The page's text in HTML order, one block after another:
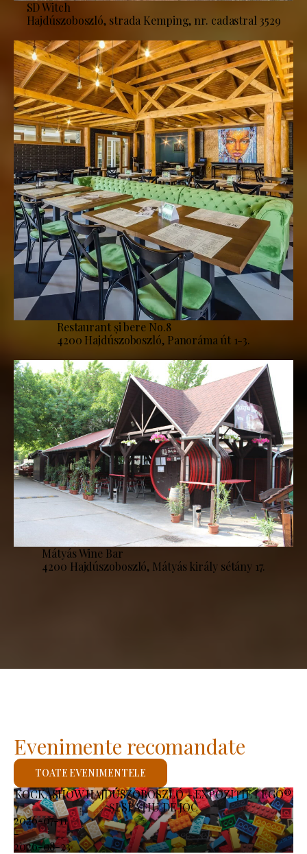
SD Witch
Hajdúszoboszló, strada Kemping, nr. cadastral 3529
Restaurant și bere No.8
4200 Hajdúszoboszló, Panoráma út 1-3.
Mátyás Wine Bar
4200 Hajdúszoboszló, Mátyás király sétány 17.
KOCKASHOW HAJDÚSZOBOSZLÓ – EXPOZIȚIE LEGO®
ȘI SPAȚIU DE JOC
2026-07-11
-
2026-08-23
Evenimente recomandate
TOATE EVENIMENTELE